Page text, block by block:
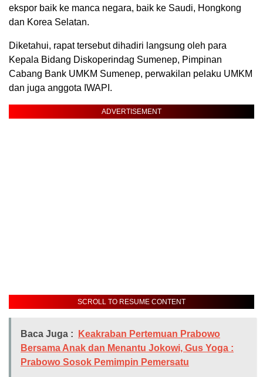
ekspor baik ke manca negara, baik ke Saudi, Hongkong
dan Korea Selatan.
Diketahui, rapat tersebut dihadiri langsung oleh para
Kepala Bidang Diskoperindag Sumenep, Pimpinan
Cabang Bank UMKM Sumenep, perwakilan pelaku UMKM
dan juga anggota IWAPI.
ADVERTISEMENT
SCROLL TO RESUME CONTENT
Baca Juga :
Keakraban Pertemuan Prabowo
Bersama Anak dan Menantu Jokowi, Gus Yoga :
Prabowo Sosok Pemimpin Pemersatu